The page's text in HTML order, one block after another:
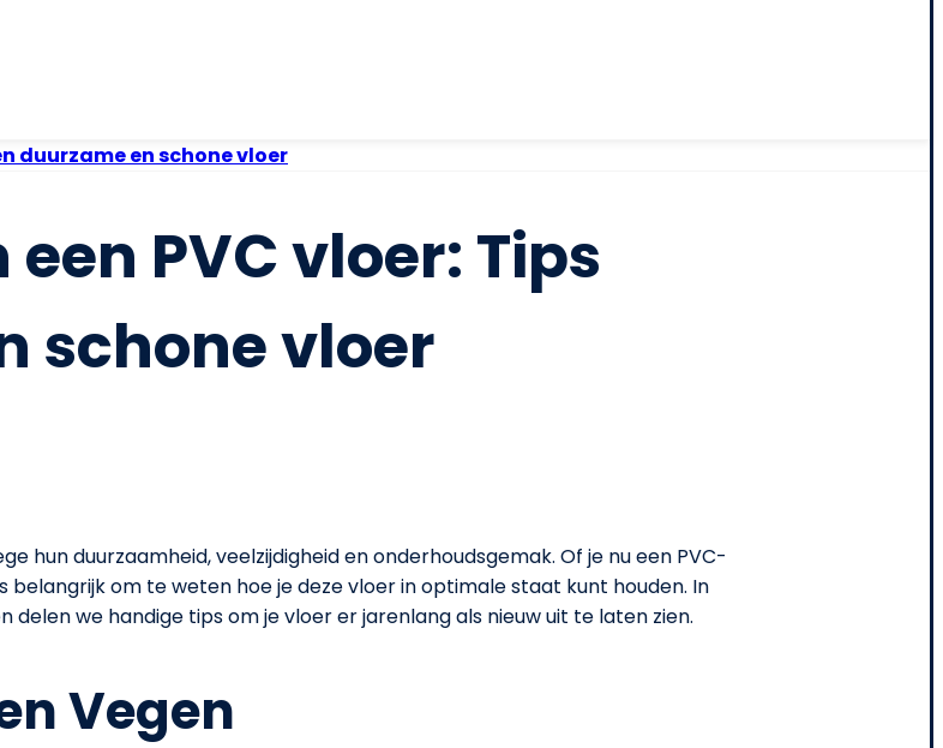
duurzame en schone vloer
PVC vloer: Tips
schone vloer
hun duurzaamheid, veelzijdigheid en onderhoudsgemak. Of je nu een PVC-
om te weten hoe je deze vloer in optimale staat kunt houden. In
we handige tips om je vloer er jarenlang als nieuw uit te laten zien.
Vegen